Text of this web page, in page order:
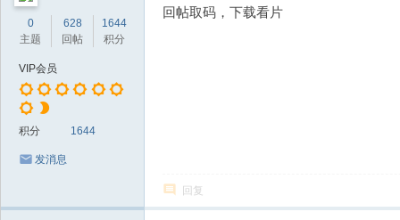
0
主题
628
回帖
1644
积分
VIP会员
积分 1644
发消息
回帖取码，下载看片
回复